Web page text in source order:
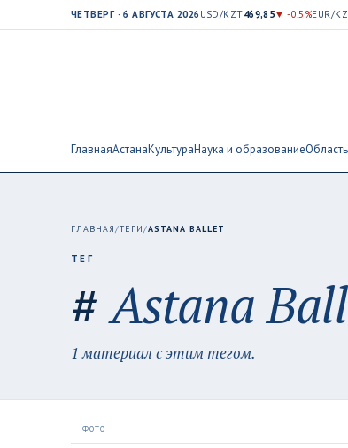
ЧЕТВЕРГ · 6 АВГУСТА 2026 USD/KZT469,85▼ -0,5%EUR/
ГлавнаяАстанаКультураНаука и образованиеОбласть
ГЛАВНАЯ/ТЕГИ/ASTANA BALLET
ТЕГ
#Astana
1 материал с этим тегом.